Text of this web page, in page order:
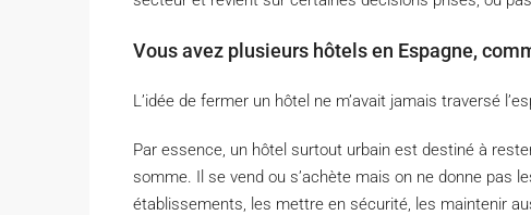
Vous avez plusieurs hôtels en Espagne,
L’idée de fermer un hôtel ne m’avait jamais traversé
Par essence, un hôtel surtout urbain est destiné à
somme. Il se vend ou s’achète mais on ne donne pas
établissements, les mettre en sécurité, les maintenir